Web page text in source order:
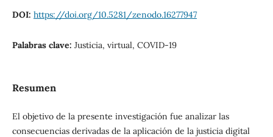
DOI: https://doi.org/10.5281/zenodo.16277947
Palabras clave: Justicia, virtual, COVID-19
Resumen
El objetivo de la presente investigación fue analizar las
consecuencias derivadas de la aplicación de la justicia digital